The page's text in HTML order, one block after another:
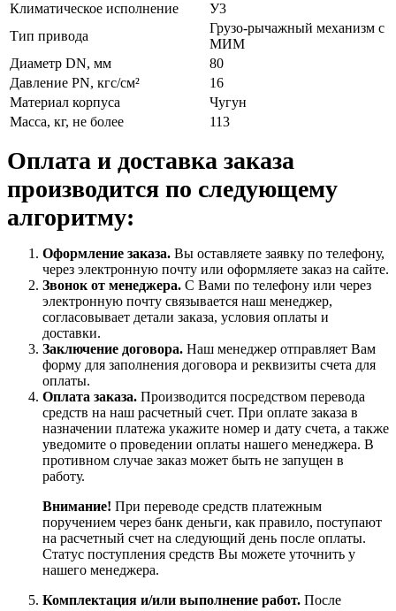
Климатическое исполнение
У3
Тип привода
Грузо-рычажный механизм с
МИМ
Диаметр DN, мм
80
Давление PN, кгс/см²
16
Материал корпуса
Чугун
Масса, кг, не более
113
Оплата и доставка заказа
производится по следующему
алгоритму:
Оформление заказа. Вы оставляете заявку по телефону,
через электронную почту или оформляете заказ на сайте.
Звонок от менеджера. С Вами по телефону или через
электронную почту связывается наш менеджер,
согласовывает детали заказа, условия оплаты и
доставки.
Заключение договора. Наш менеджер отправляет Вам
форму для заполнения договора и реквизиты счета для
оплаты.
Оплата заказа. Производится посредством перевода
средств на наш расчетный счет. При оплате заказа в
назначении платежа укажите номер и дату счета, а также
уведомите о проведении оплаты нашего менеджера. В
противном случае заказ может быть не запущен в
работу.
Внимание! При переводе средств платежным
поручением через банк деньги, как правило, поступают
на расчетный счет на следующий день после оплаты.
Статус поступления средств Вы можете уточнить у
нашего менеджера.
Комплектация и/или выполнение работ. После